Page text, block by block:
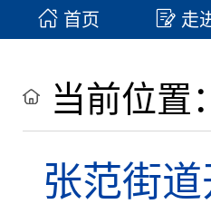
首页 走
当前位置：
张范街